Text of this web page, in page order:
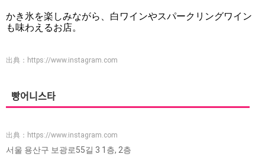
かき氷を楽しみながら、白ワインやスパークリングワイン
も味わえるお店。
出典： https://www.instagram.com
빵어니스타
出典： https://www.instagram.com
서울 용산구 보광로55길 3 1층, 2층